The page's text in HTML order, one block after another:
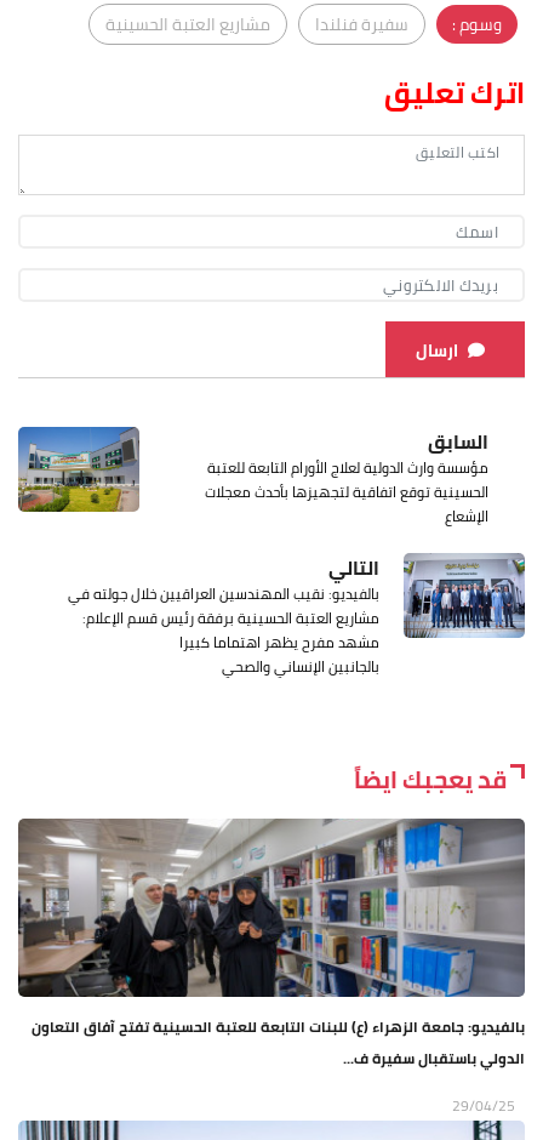
وسوم :
سفيرة فنلندا مشاريع العتبة الحسينية
اترك تعليق
ارسال
السابق
مؤسسة وارث الدولية لعلاج الأورام التابعة للعتبة
الحسينية توقع اتفاقية لتجهيزها بأحدث معجلات
الإشعاع
التالي
بالفيديو: نقيب المهندسين العراقيين خلال جولته في
مشاريع العتبة الحسينية برفقة رئيس قسم الإعلام:
مشهد مفرح يظهر اهتماما كبيرا
بالجانبين الإنساني والصحي
قد يعجبك ايضاً
بالفيديو: جامعة الزهراء (ع) للبنات التابعة للعتبة الحسينية تفتح آفاق التعاون
الدولي باستقبال سفيرة ف...
29/04/25